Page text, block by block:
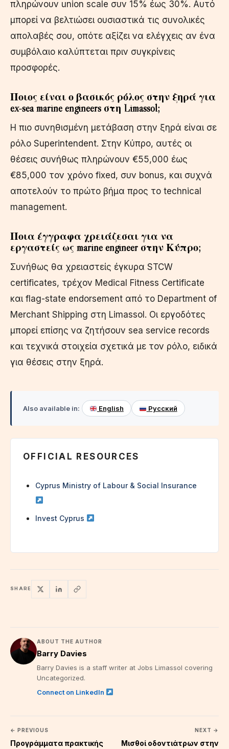
πληρώνουν union scale συν 15% έως 30%. Αυτό
μπορεί να βελτιώσει ουσιαστικά τις συνολικές
απολαβές σου, οπότε αξίζει να ελέγχεις αν ένα
συμβόλαιο καλύπτεται πριν συγκρίνεις
προσφορές.
Ποιος είναι ο βασικός ρόλος στην ξηρά για
ex-sea marine engineers στη Limassol;
Η πιο συνηθισμένη μετάβαση στην ξηρά είναι σε
ρόλο Superintendent. Στην Κύπρο, αυτές οι
θέσεις συνήθως πληρώνουν €55,000 έως
€85,000 τον χρόνο fixed, συν bonus, και συχνά
αποτελούν το πρώτο βήμα προς το technical
management.
Ποια έγγραφα χρειάζεσαι για να
εργαστείς ως marine engineer στην Κύπρο;
Συνήθως θα χρειαστείς έγκυρα STCW
certificates, τρέχον Medical Fitness Certificate
και flag-state endorsement από το Department of
Merchant Shipping στη Limassol. Οι εργοδότες
μπορεί επίσης να ζητήσουν sea service records
και τεχνικά στοιχεία σχετικά με τον ρόλο, ειδικά
για θέσεις στην ξηρά.
Also available in: English Русский
OFFICIAL RESOURCES
Cyprus Ministry of Labour & Social Insurance
Invest Cyprus
SHARE
ABOUT THE AUTHOR
Barry Davies
Barry Davies is a staff writer at Jobs Limassol covering
Uncategorized.
Connect on LinkedIn
← PREVIOUS
Προγράμματα πρακτικής
NEXT →
Μισθοί οδοντιάτρων στην